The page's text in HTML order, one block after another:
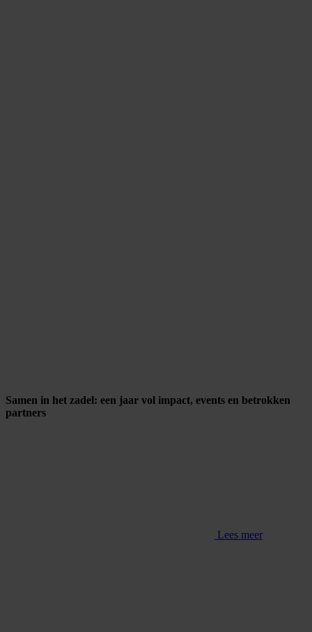
Samen in het zadel: een jaar vol impact, events en betrokken
partners
Lees meer